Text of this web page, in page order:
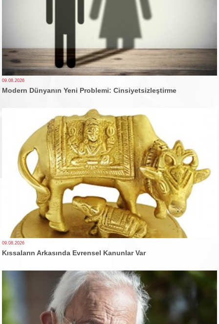
09.08.2026
Modern Dünyanın Yeni Problemi: Cinsiyetsizleştirme
09.08.2026
Kıssaların Arkasında Evrensel Kanunlar Var